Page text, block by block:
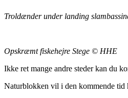
Troldænder under landing
Opskræmt fiskehejre Stege © HHE
Ikke ret mange andre steder kan du
Naturblokken vil i den kommende tid